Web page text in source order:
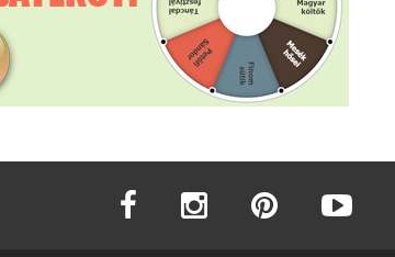
facebook instagram